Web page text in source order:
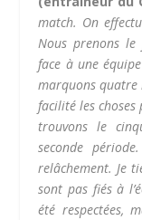
match. On
Nous prenons
face à une
marquons quatre
facilité les
trouvons le
seconde
relâchement. Je
sont pas fiés à
été respectées,